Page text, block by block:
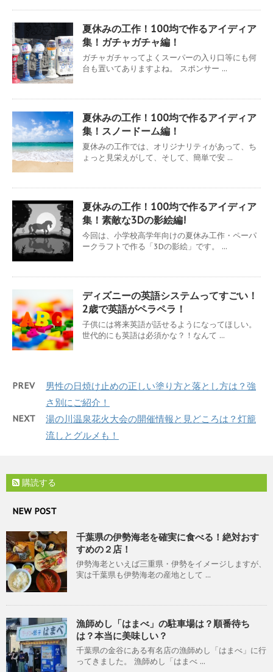
夏休みの工作！100均で作るアイディア
集！ガチャガチャ編！
ガチャガチャってよくスーパーの入り口等にも何
台も置いてありますよね。 スポンサー ...
夏休みの工作！100均で作るアイディア
集！スノードーム編！
夏休みの工作では、オリジナリティがあって、ち
ょっと見栄えがして、そして、簡単で安 ...
夏休みの工作！100均で作るアイディア
集！素敵な3Dの影絵編!
今回は、小学校高学年向けの夏休み工作・ペーパ
ークラフトで作る「3Dの影絵」です。 ...
ディズニーの英語システムってすごい！
2歳で英語がペラペラ！
子供には将来英語が話せるようになってほしい。
世代的にも英語は必須かな？！なんて ...
PREV
男性の日焼け止めの正しい塗り方と落とし方は？強
さ別にご紹介！
NEXT
湯の川温泉花火大会の開催情報と見どころは？灯籠
流しとグルメも！
購読する
NEW POST
千葉県の伊勢海老を確実に食べる！絶対おす
すめの２店！
伊勢海老といえば三重県・伊勢をイメージしますが、
実は千葉県も伊勢海老の産地として ...
漁師めし「はまべ」の駐車場は？順番待ち
は？本当に美味しい？
千葉県の金谷にある有名店の漁師めし「はまべ」に行
ってきました。 漁師めし「はまべ ...